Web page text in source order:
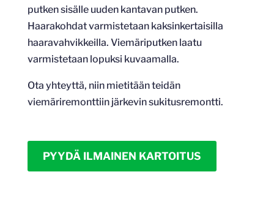
putken sisälle uuden kantavan putken.
Haarakohdat varmistetaan kaksinkertaisilla
haaravahvikkeilla. Viemäriputken laatu
varmistetaan lopuksi kuvaamalla.
Ota yhteyttä, niin mietitään teidän
viemäriremonttiin järkevin sukitusremontti.
PYYDÄ ILMAINEN KARTOITUS